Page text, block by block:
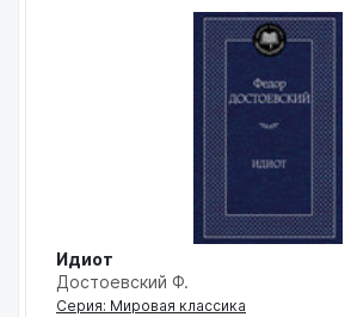
Идиот
Достоевский Ф.
Серия: Мировая классика